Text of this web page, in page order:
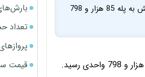
شاخص بورس و اوراق بهادار تهران در پایان معاملات اولین روز مهر ماه با 33 واحد کاهش به پله 85 هزار و 798
تعداد
پروازهای
قیمت سکه و